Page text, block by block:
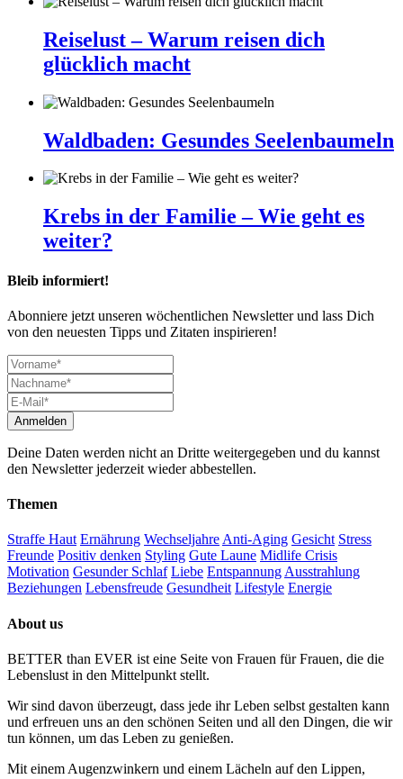
Reiselust – Warum reisen dich
glücklich macht
Waldbaden: Gesundes Seelenbaumeln
Krebs in der Familie – Wie geht es
weiter?
Bleib informiert!
Abonniere jetzt unseren wöchentlichen Newsletter und lass Dich
von den neuesten Tipps und Zitaten inspirieren!
Deine Daten werden nicht an Dritte weitergegeben und du kannst
den Newsletter jederzeit wieder abbestellen.
Themen
Straffe Haut Ernährung Wechseljahre Anti-Aging Gesicht Stress
Freunde Positiv denken Styling Gute Laune Midlife Crisis
Motivation Gesunder Schlaf Liebe Entspannung Ausstrahlung
Beziehungen Lebensfreude Gesundheit Lifestyle Energie
About us
BETTER than EVER ist eine Seite von Frauen für Frauen, die die
Lebenslust in den Mittelpunkt stellt.
Wir sind davon überzeugt, dass jede ihr Leben selbst gestalten kann
und erfreuen uns an den schönen Seiten und all den Dingen, die wir
tun können, um das Leben zu genießen.
Mit einem Augenzwinkern und einem Lächeln auf den Lippen,